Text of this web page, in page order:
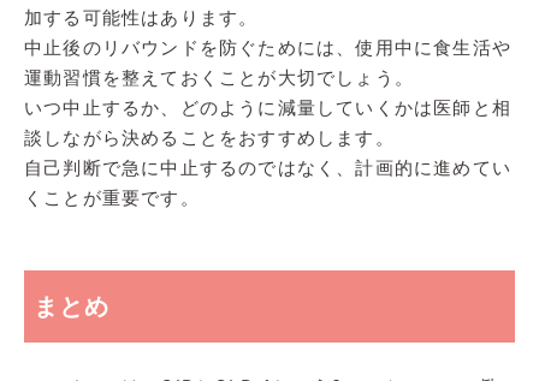
加する可能性はあります。
中止後のリバウンドを防ぐためには、使用中に食生活や
運動習慣を整えておくことが大切でしょう。
いつ中止するか、どのように減量していくかは医師と相
談しながら決めることをおすすめします。
自己判断で急に中止するのではなく、計画的に進めてい
くことが重要です。
まとめ